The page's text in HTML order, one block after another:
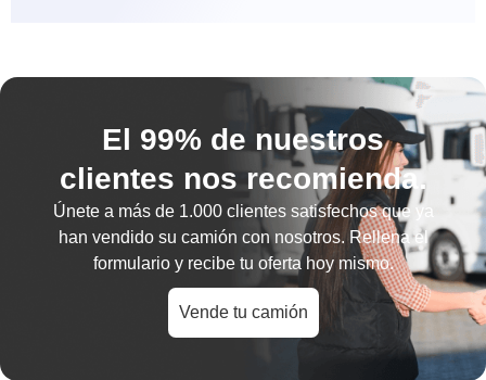
El 99% de nuestros
clientes nos recomienda.
Únete a más de 1.000 clientes satisfechosque ya
han vendido su camión con nosotros. Rellena el
formulario y recibe tu oferta hoy mismo.
Vende tu camión